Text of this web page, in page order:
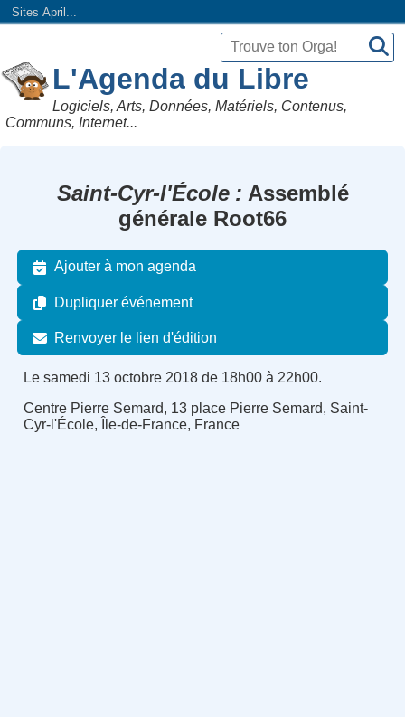
Sites April...
L'Agenda du Libre
Logiciels, Arts, Données, Matériels, Contenus,
Communs, Internet...
Saint-Cyr-l'École
Assemblé
générale Root66
Ajouter à mon agenda
Dupliquer événement
Renvoyer le lien d'édition
Le samedi 13 octobre 2018 de 18h00 à 22h00.
Centre Pierre Semard, 13 place Pierre Semard, Saint-
Cyr-l'École, Île-de-France, France